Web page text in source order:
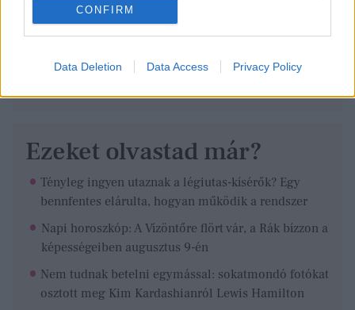
CONFIRM
Data Deletion Data Access Privacy Policy
4 kérdés, amit minden kapcsolatban fel kell tenned
Szakértő segít, hogyan állhatsz talpra egy hosszú
kapcsolat lezárása után
Ezeket olvastad már?
Tényleg ingyen utaznak a légiutas-kísérők? Egy
bennfentes elárulta, hogyan működik a rendszer
Napi horoszkóp: A Vízöntőre flört vár, a Rák bízzon a
képességeiben augusztus 9-én
Nem tudnak betelni egymással: sokatmondó fotókat
osztott meg Kim Kardashianról Lewis Hamilton